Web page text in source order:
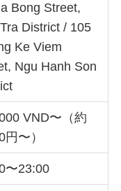
Bong Street,
District / 105
Ke Viem
Ngu Hanh Son
VND〜（約
円〜）
〜23:00